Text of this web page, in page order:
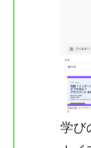
学び